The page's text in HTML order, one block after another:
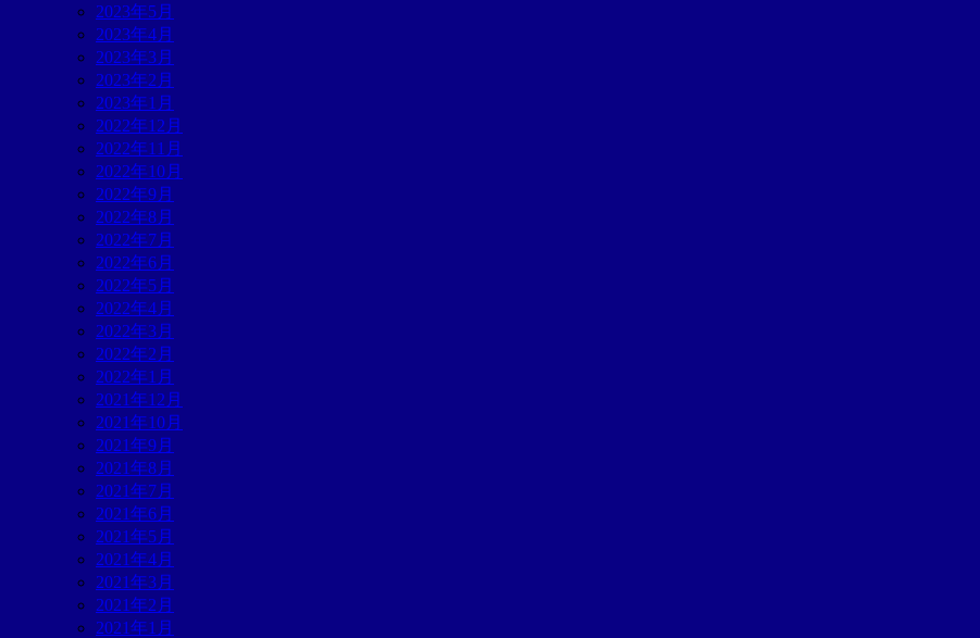
2023年5月
2023年4月
2023年3月
2023年2月
2023年1月
2022年12月
2022年11月
2022年10月
2022年9月
2022年8月
2022年7月
2022年6月
2022年5月
2022年4月
2022年3月
2022年2月
2022年1月
2021年12月
2021年10月
2021年9月
2021年8月
2021年7月
2021年6月
2021年5月
2021年4月
2021年3月
2021年2月
2021年1月